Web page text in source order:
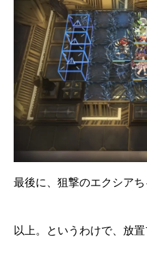
最後に、狙撃のエクシアち
以上。というわけで、放置